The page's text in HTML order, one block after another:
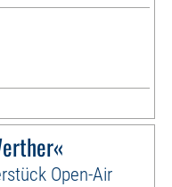
Open-Air